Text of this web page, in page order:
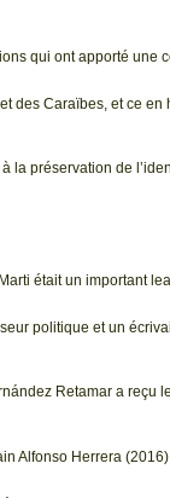
qui ont apporté une
des Caraïbes, et ce
la préservation de
était un important
politique et un
Retamar a reçu
Alfonso Herrera